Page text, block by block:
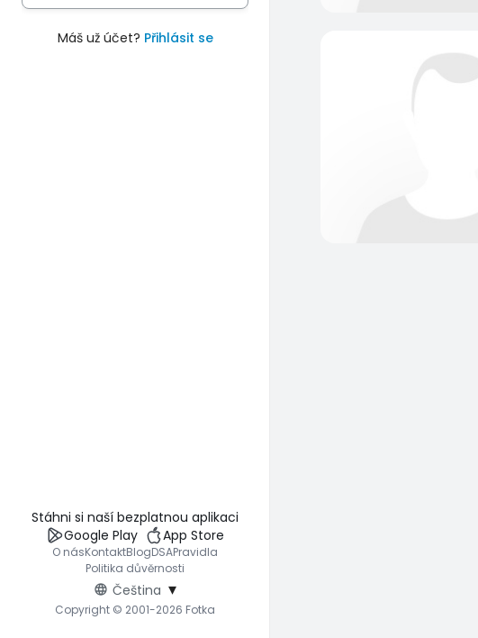
Máš už účet? Přihlásit se
Stáhni si naší bezplatnou aplikaci
Google Play
App Store
O násKontaktBlogDSAPravidla
Politika důvěrnosti
Čeština ▾
Copyright © 2001-2026 Fotka